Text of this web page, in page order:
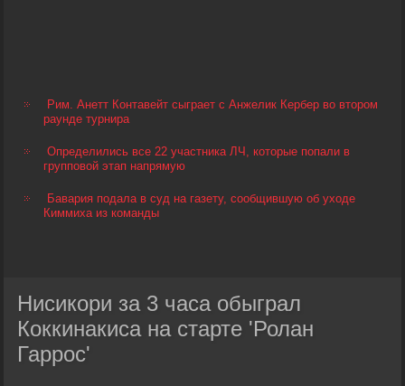
Рим. Анетт Контавейт сыграет с Анжелик Кербер во втором
раунде турнира
Определились все 22 участника ЛЧ, которые попали в
групповой этап напрямую
Бавария подала в суд на газету, сообщившую об уходе
Киммиха из команды
Нисикори за 3 часа обыграл
Коккинакиса на старте 'Ролан
Гаррос'